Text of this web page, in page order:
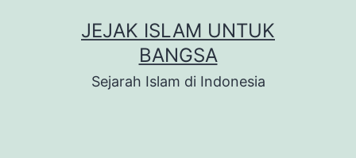
JEJAK ISLAM UNTUK
BANGSA
Sejarah Islam di Indonesia